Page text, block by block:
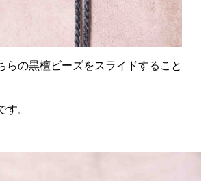
らの黒檀ビーズをスライドすること
。